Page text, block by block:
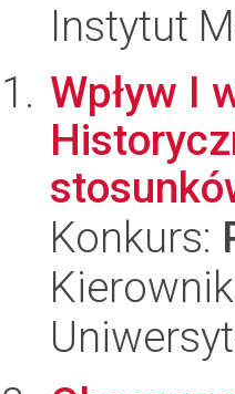
Instytut
Wpływ I
Konkurs: